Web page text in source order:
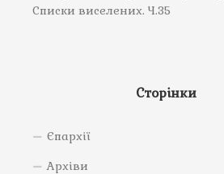
Списки виселених. Ч.35
Сторінки
Єпархії
Архіви